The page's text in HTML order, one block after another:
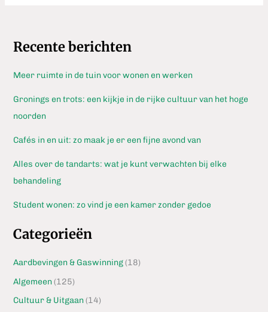
Recente berichten
Meer ruimte in de tuin voor wonen en werken
Gronings en trots: een kijkje in de rijke cultuur van het hoge
noorden
Cafés in en uit: zo maak je er een fijne avond van
Alles over de tandarts: wat je kunt verwachten bij elke
behandeling
Student wonen: zo vind je een kamer zonder gedoe
Categorieën
Aardbevingen & Gaswinning(18)
Algemeen(125)
Cultuur & Uitgaan(14)